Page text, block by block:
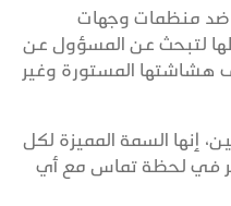
منظمات وجهات
لتبحث عن المسؤول عن
هشاشتها المستورة وغير
إنها السمة المميزة لكل
في لحظة تماس مع أي